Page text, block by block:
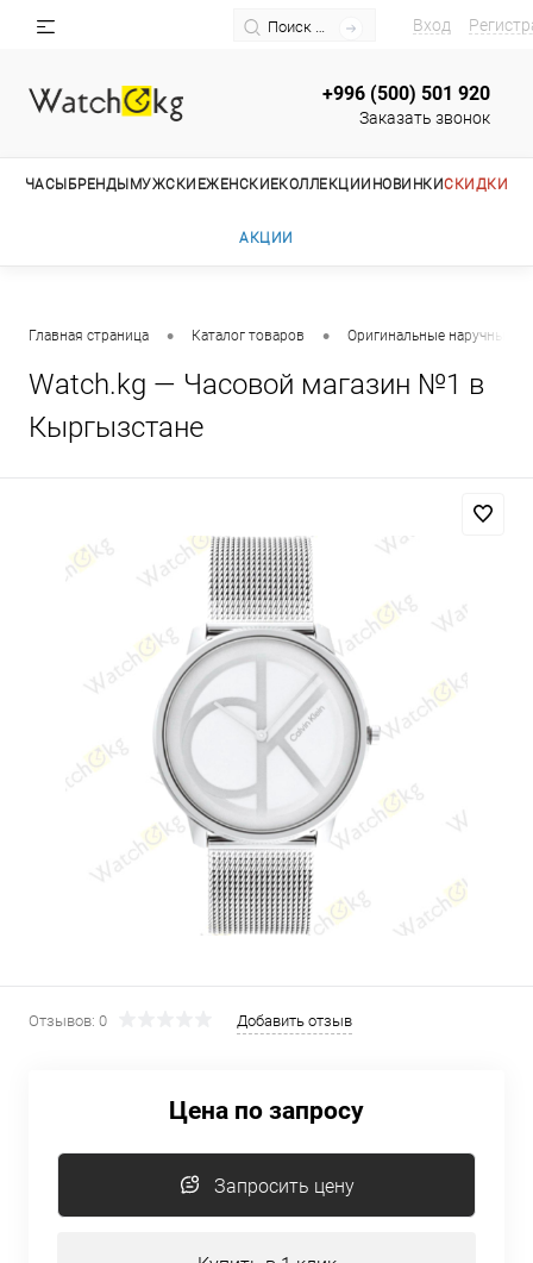
Вход
+996 (500) 501 920
Заказать звонок
ЧАСЫ БРЕНДЫ МУЖСКИЕЖЕНСКИЕКОЛЛЕКЦИИ НОВИНКИСКИДКИ
АКЦИИ
Главная страница • Каталог товаров • Оригинальные наручные
Watch.kg — Часовой магазин №1 в
Кыргызстане
Отзывов: 0 Добавить отзыв
Цена по запросу
Запросить цену